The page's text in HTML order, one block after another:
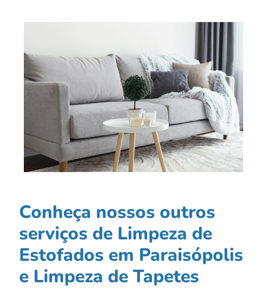
Conheça nossos outros
serviços de Limpeza de
Estofados em Paraisópolis
e Limpeza de Tapetes